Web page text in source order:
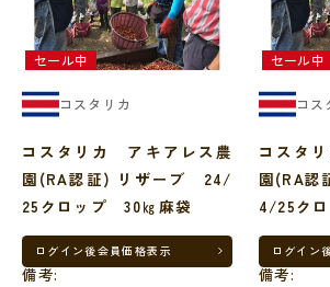
んでスターバックスの長期契約が入っている農
ティー価格がつり上げられている感もあります
セール中
コスタリカ
コスタリカ アキアレス農
園(RA認証) リザーブ 24/
25クロップ 30㎏麻袋
ログイン後会員価格表示
備考:
セール中
コス
コスタ
園(RA認
4/25ク
ログイン
備考: